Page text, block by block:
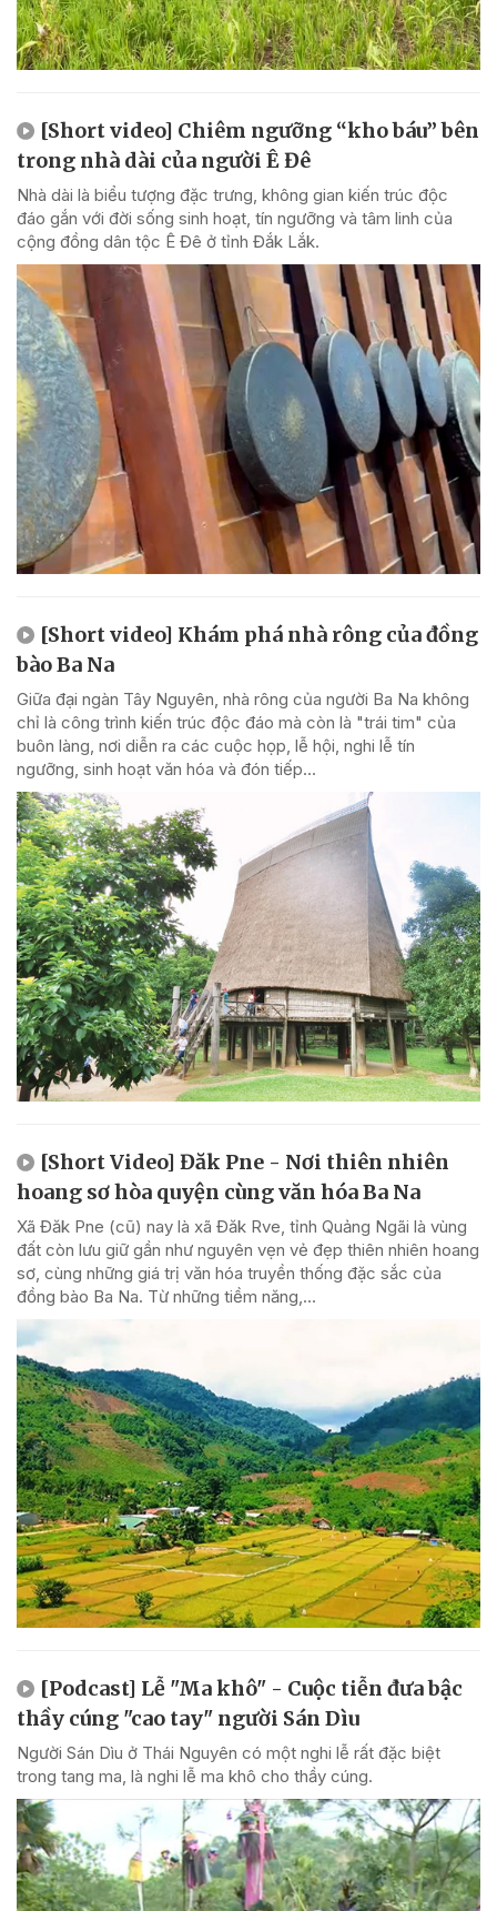
[Short video] Chiêm ngưỡng “kho báu” bên
trong nhà dài của người Ê Đê
Nhà dài là biểu tượng đặc trưng, không gian kiến trúc độc
đáo gắn với đời sống sinh hoạt, tín ngưỡng và tâm linh của
cộng đồng dân tộc Ê Đê ở tỉnh Đắk Lắk.
[Short video] Khám phá nhà rông của đồng
bào Ba Na
Giữa đại ngàn Tây Nguyên, nhà rông của người Ba Na không
chỉ là công trình kiến trúc độc đáo mà còn là "trái tim" của
buôn làng, nơi diễn ra các cuộc họp, lễ hội, nghi lễ tín
ngưỡng, sinh hoạt văn hóa và đón tiếp...
[Short Video] Đăk Pne - Nơi thiên nhiên
hoang sơ hòa quyện cùng văn hóa Ba Na
Xã Đăk Pne (cũ) nay là xã Đăk Rve, tỉnh Quảng Ngãi là vùng
đất còn lưu giữ gần như nguyên vẹn vẻ đẹp thiên nhiên hoang
sơ, cùng những giá trị văn hóa truyền thống đặc sắc của
đồng bào Ba Na. Từ những tiềm năng,...
[Podcast] Lễ "Ma khô" - Cuộc tiễn đưa bậc
thầy cúng "cao tay" người Sán Dìu
Người Sán Dìu ở Thái Nguyên có một nghi lễ rất đặc biệt
trong tang ma, là nghi lễ ma khô cho thầy cúng.